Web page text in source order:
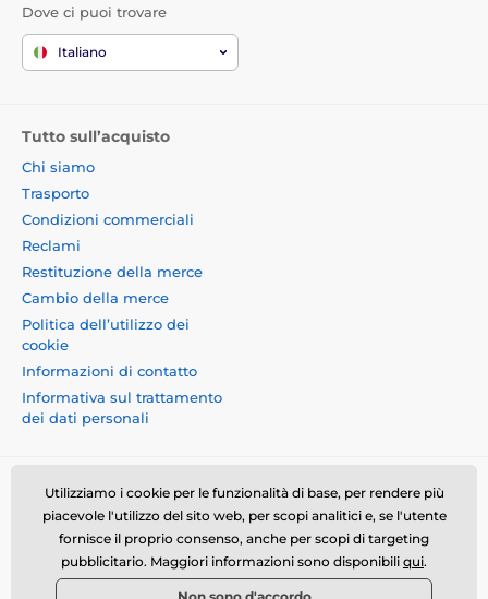
Dove ci puoi trovare
Italiano
Tutto sull’acquisto
Chi siamo
Trasporto
Condizioni commerciali
Reclami
Restituzione della merce
Cambio della merce
Politica dell’utilizzo dei
cookie
Informazioni di contatto
Informativa sul trattamento
dei dati personali
Momanio s.r.o., Okružní 361/14, 74718, Píšť, Czech
republic, VAT: CZ09604707, info@momanio.it
Utilizziamo i cookie per le funzionalità di base, per rendere più
piacevole l'utilizzo del sito web, per scopi analitici e, se l'utente
fornisce il proprio consenso, anche per scopi di targeting
pubblicitario. Maggiori informazioni sono disponibili qui.